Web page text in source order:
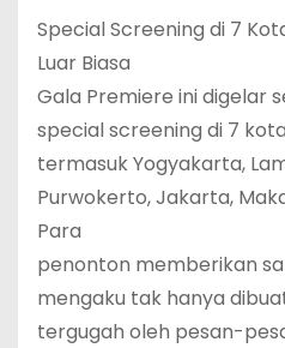
Special Screening di 7
Luar Biasa
Gala Premiere ini digelar
special screening di 7
termasuk Yogyakarta,
Purwokerto, Jakarta,
Para
penonton memberikan
mengaku tak hanya
tergugah oleh pesan-